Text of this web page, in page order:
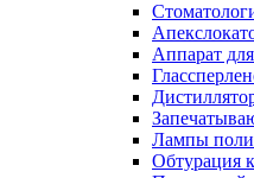
Аппарат
Лампы
Обтурация